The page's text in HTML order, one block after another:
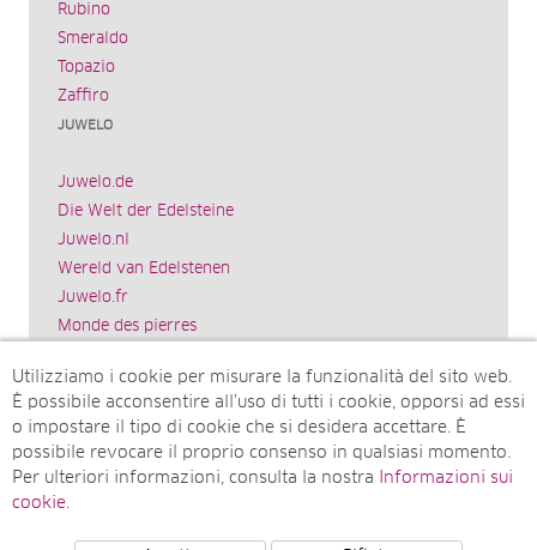
Rubino
Smeraldo
Topazio
Zaffiro
JUWELO
Juwelo.de
Die Welt der Edelsteine
Juwelo.nl
Wereld van Edelstenen
Juwelo.fr
Monde des pierres
El mundo de las piedras preciosas
Rocks & Co.
Juwelo.com
Ädelstenarnas Värld
Utilizziamo i cookie per misurare la funzionalità del sito web.
È possibile acconsentire all’uso di tutti i cookie, opporsi ad essi
o impostare il tipo di cookie che si desidera accettare. È
possibile revocare il proprio consenso in qualsiasi momento.
Per ulteriori informazioni, consulta la nostra
Informazioni sui
cookie.